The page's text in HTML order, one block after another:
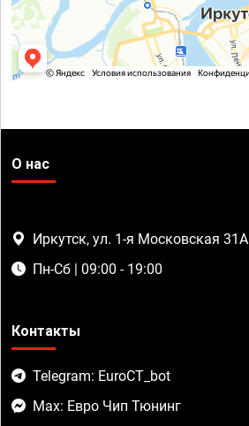
О нас
Иркутск, ул. 1-я Московская 31А
Пн-Сб | 09:00 - 19:00
Контакты
Telegram: EuroCT_bot
Max: Евро Чип Тюнинг